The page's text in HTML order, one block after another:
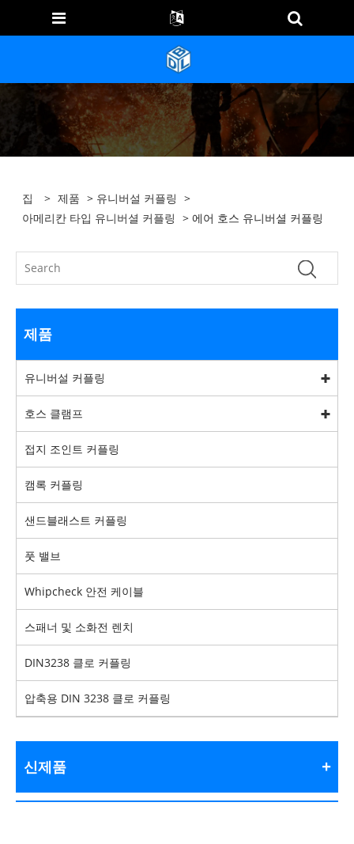
집 > 제품 > 유니버설 커플링 >
아메리칸 타입 유니버셜 커플링 > 에어 호스 유니버셜 커플링
제품
유니버설 커플링
호스 클램프
접지 조인트 커플링
캠록 커플링
샌드블래스트 커플링
풋 밸브
Whipcheck 안전 케이블
스패너 및 소화전 렌치
DIN3238 클로 커플링
압축용 DIN 3238 클로 커플링
신제품